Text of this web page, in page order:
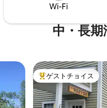
Wi-Fi
中・長
大好評のゲストチョイ
ゲストチョイス